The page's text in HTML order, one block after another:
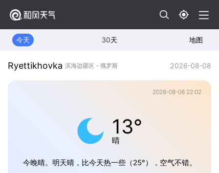
今天 30天 地图
Ryettikhovka 滨海边疆区 - 俄罗斯 2026-08-08
2026-08-08 22:02
13°
晴
今晚晴。明天晴，比今天热一些（25°），空气不错。